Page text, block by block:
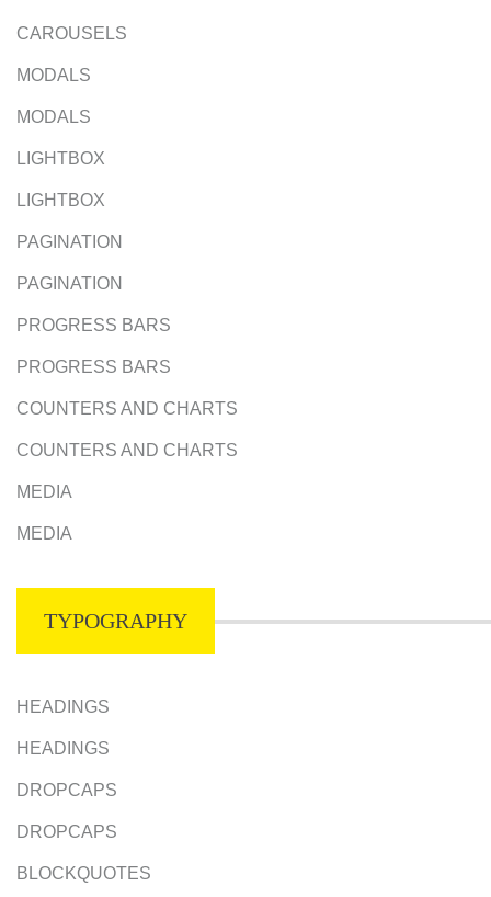
CAROUSELS
MODALS
MODALS
LIGHTBOX
LIGHTBOX
PAGINATION
PAGINATION
PROGRESS BARS
PROGRESS BARS
COUNTERS AND CHARTS
COUNTERS AND CHARTS
MEDIA
MEDIA
TYPOGRAPHY
HEADINGS
HEADINGS
DROPCAPS
DROPCAPS
BLOCKQUOTES